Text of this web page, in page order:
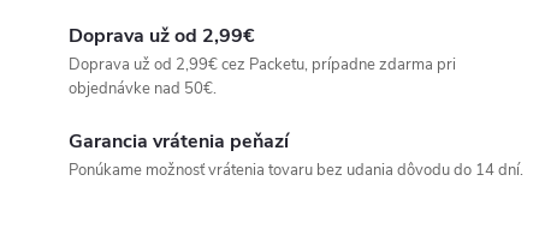
Doprava už od 2,99€
Doprava už od 2,99€ cez Packetu, prípadne zdarma pri
objednávke nad 50€.
Garancia vrátenia peňazí
Ponúkame možnosť vrátenia tovaru bez udania dôvodu do 14 dní.